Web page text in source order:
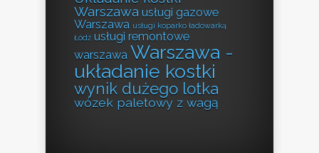
Warszawa usługi gazowe
Warszawa usługi koparko ładowarką
Łódź usługi remontowe
warszawa Warszawa -
układanie kostki
wynik dużego lotka
wózek paletowy z wagą